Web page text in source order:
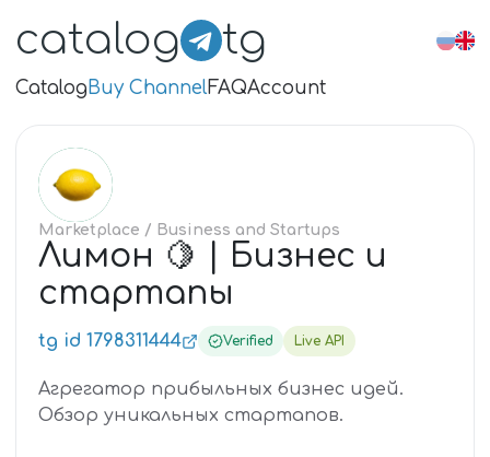
catalog tg
CatalogBuy ChannelFAQAccount
ЛИ
Marketplace / Business and Startups
Лимон 🍋 | Бизнес и
стартапы
tg id 1798311444 Verified Live API
Агрегатор прибыльных бизнес идей.
Обзор уникальных стартапов.